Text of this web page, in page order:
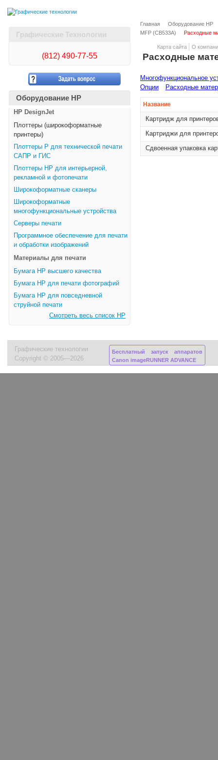
Карта сайта О
Графические Технологии
(812) 490-77-55
Оборудование HP
HP DesignJet
Плоттеры (широкоформатные
принтеры)
Плоттеры Р для технической печати
САПР и ГИС
Плоттеры НР для интерьерной,
рекламной и фотопечати
Широкоформатные сканеры
Широкоформатные
многофункциональные устройства
Серверы печати
Программное обеспечение для печати
и обработки изображений
Материалы для печати
Бумага HP высшего качества
Бумага HP для печати фотографий
Бумага HP для повседневной
струйной печати
Смотреть весь список HP
Главная
Оборудование HP
MFP (CB533A)
Расходные
Расходные
Многофункциональное
Опции
Расходные
Название
Картридж для
Картриджи для
Сдвоенная упаковка
Графические технологии
Copyright © 2005—2026
Бесплатный запуск аппаратов
Canon imageRUNNER ADVANCE